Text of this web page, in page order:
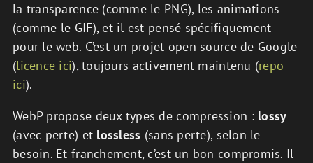
la transparence (comme le PNG), les animations
(comme le GIF), et il est pensé spécifiquement
pour le web. C’est un projet open source de Google
(licence ici), toujours activement maintenu (repo
ici).
WebP propose deux types de compression : lossy
(avec perte) et lossless (sans perte), selon le
besoin. Et franchement, c’est un bon compromis. Il